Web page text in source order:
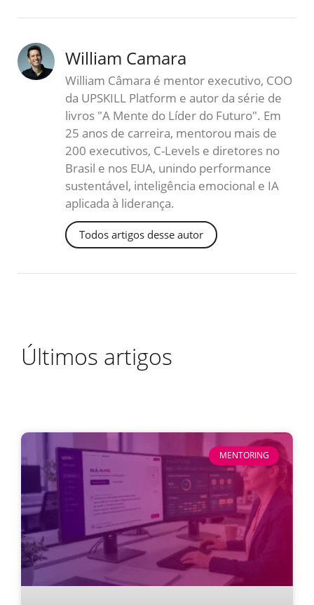
William Camara
William Câmara é mentor executivo, COO
da UPSKILL Platform e autor da série de
livros "A Mente do Líder do Futuro". Em
25 anos de carreira, mentorou mais de
200 executivos, C-Levels e diretores no
Brasil e nos EUA, unindo performance
sustentável, inteligência emocional e IA
aplicada à liderança.
Todos artigos desse autor
Últimos artigos
MENTORING